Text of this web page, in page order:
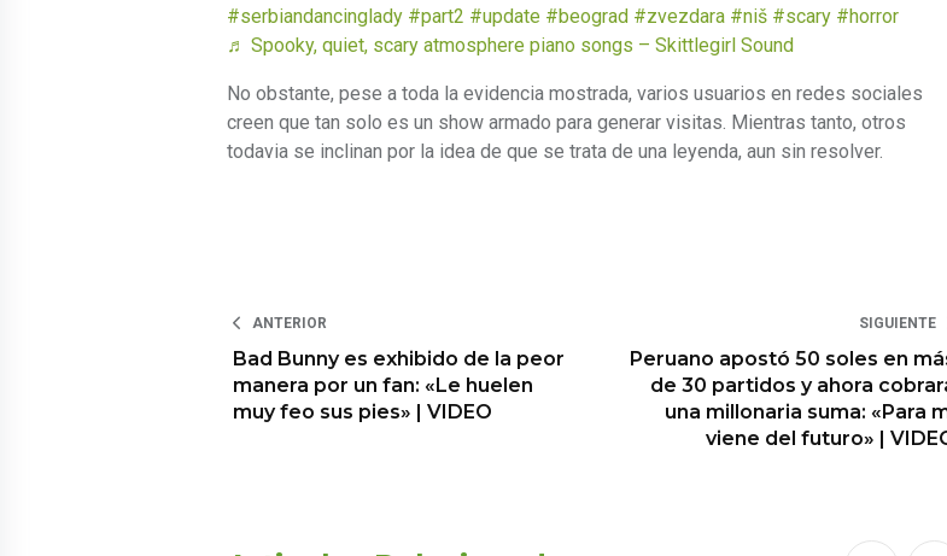
#serbiandancinglady #part2 #update #beograd #zvezdara #niš #scary #horror
♬ Spooky, quiet, scary atmosphere piano songs – Skittlegirl Sound
No obstante, pese a toda la evidencia mostrada, varios usuarios en redes sociales
creen que tan solo es un show armado para generar visitas. Mientras tanto, otros
todavia se inclinan por la idea de que se trata de una leyenda, aun sin resolver.
ANTERIOR
Bad Bunny es exhibido de la peor
manera por un fan: «Le huelen
muy feo sus pies» | VIDEO
SIGUIENTE
Peruano apostó 50 soles en
de 30 partidos y ahora
una millonaria suma: «Para
viene del futuro» |